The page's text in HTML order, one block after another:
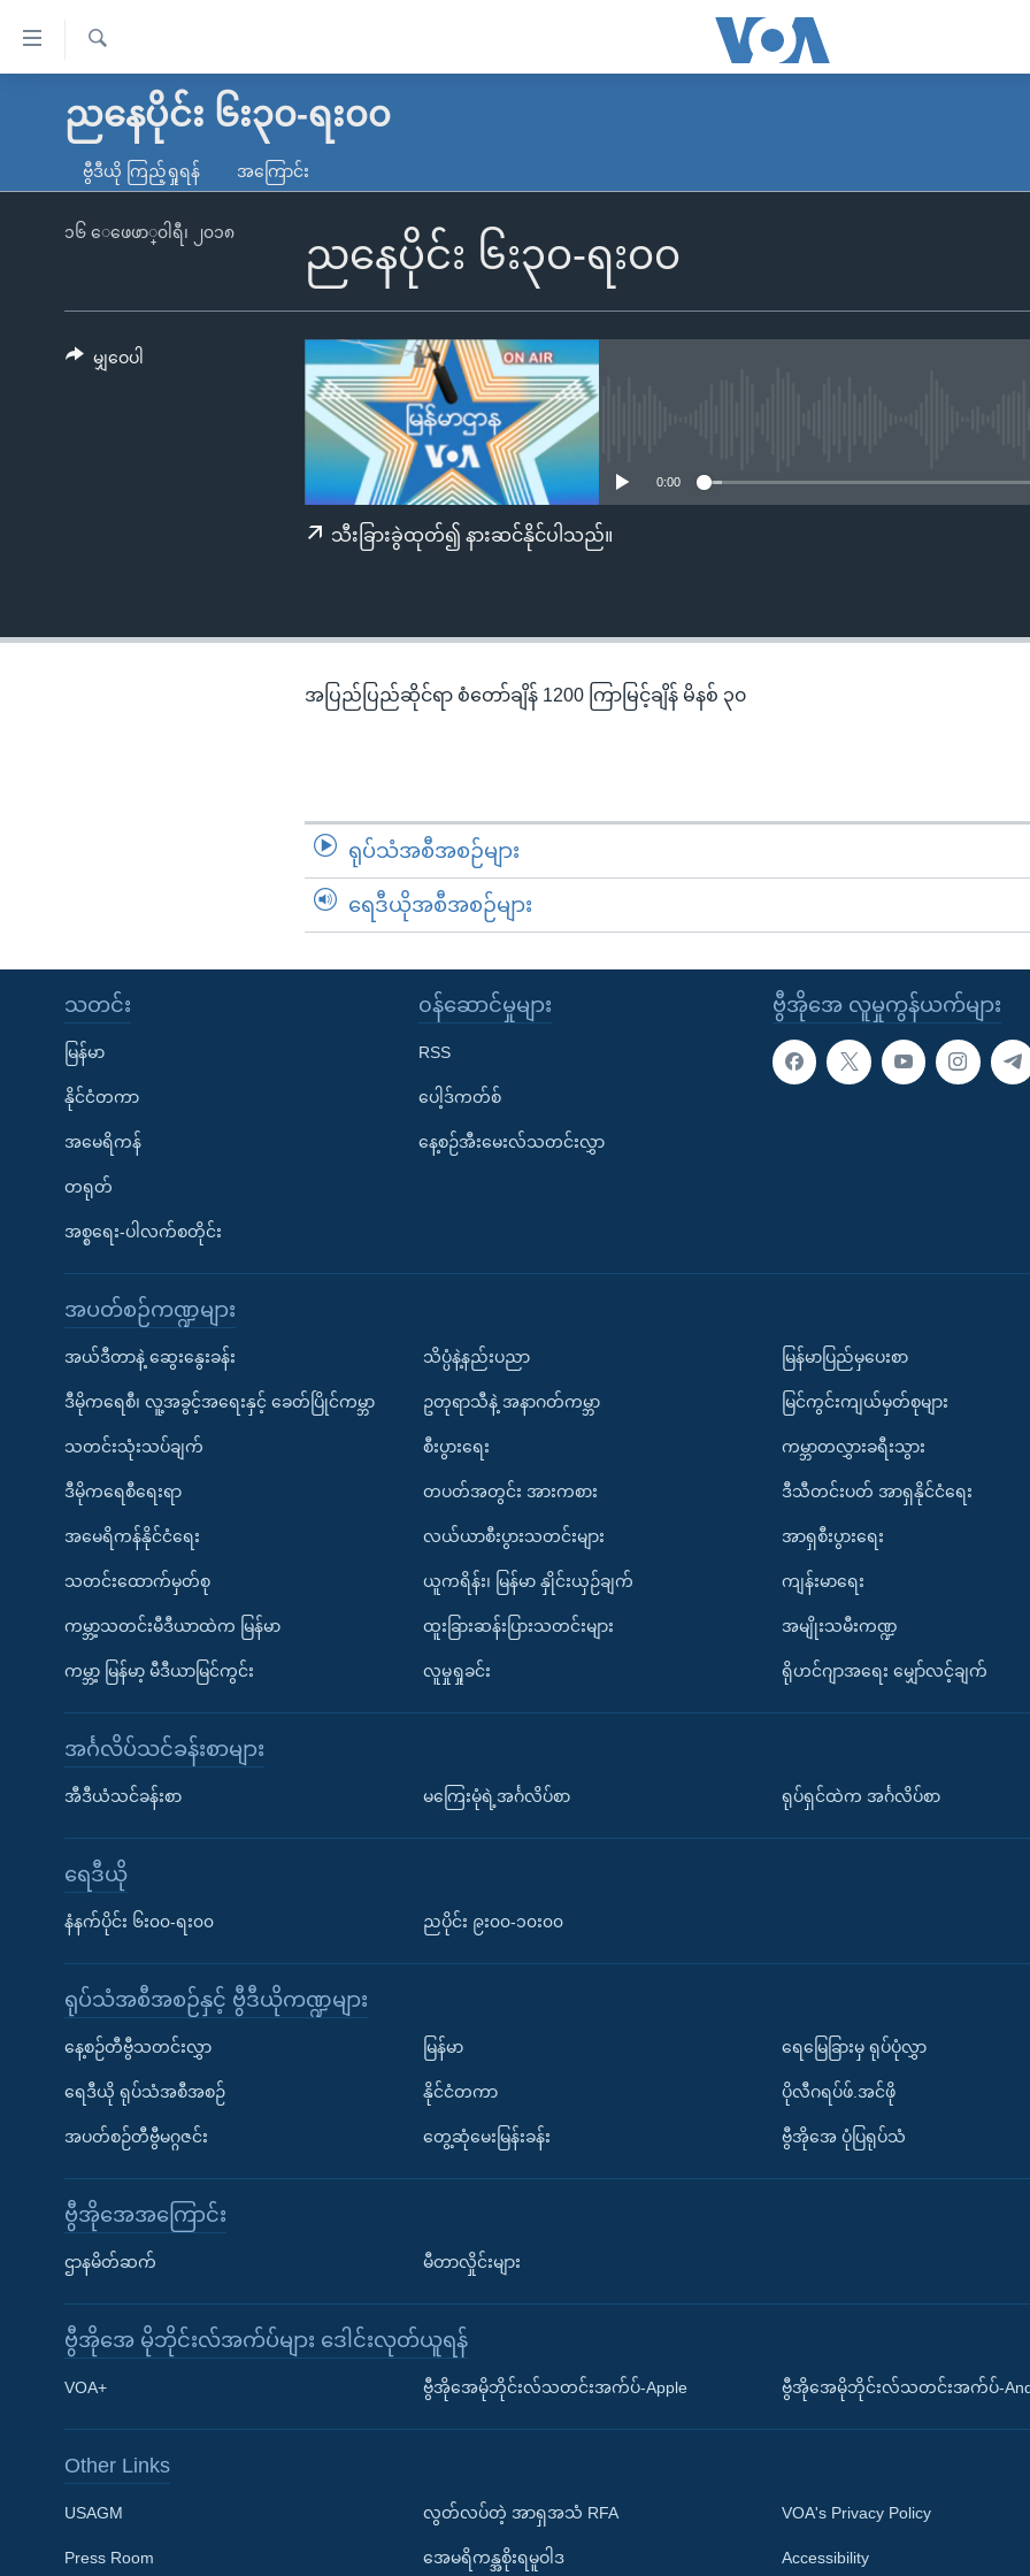
လွယ်ကူ
သည့်
ကျော်
မူလစာမျက်နှာ
ကမ္ဘာ့သတင်းများ
နိုင်ငံတကာ
တရုတ်
အစ္စရေး-ပါလက်စတိုင်း
ရပ်ဝန်းတခု လမ်းတခု အလွန်
အင်္ဂလိပ်စာလေ့လာမယ်
Learning English
ဘာသာစကားများ
ရ
လာ
ညနေပိုင်း ၆း၃၀-ရး၀၀
ဗွီဒီယို ကြည့်ရှုရန် အကြောင်း
ညနေပိုင်း ၆း၃၀-ရး၀၀
၁၆ ေဖေဖာ္၀ါရီ၊ ၂၀၁၈
0:00
သီးခြားခွဲထုတ်၍ နားဆင်နိုင်ပါသည်။
မျှဝေပါ
အပြည်ပြည်ဆိုင်ရာ စံတော်ချိန် 1200 ကြာမြင့်ချိန် မိနစ် ၃၀
ရုပ်သံအစီအစဉ်များ
ရေဒီယိုအစီအစဉ်များ
ဗွီအိုအေ လူမှုကွန်ယက်များ
သတင်း
မြန်မာ
နိုင်ငံတကာ
အမေရိကန်
တရုတ်
အစ္စရေး-ပါလက်စတိုင်း
၀န်ဆောင်မှုများ
RSS
ပေါ့ဒ်ကတ်စ်
နေ့စဉ်အီးမေးလ်သတင်းလွှာ
အပတ်စဉ်ကဏ္ဍများ
အယ်ဒီတာနဲ့ ဆွေးနွေးခန်း
ဒီမိုကရေစီ၊ လူ့အခွင့်အရေးနှင့် ခေတ်ပြိုင်ကမ္ဘာ
သတင်းသုံးသပ်ချက်
ဒီမိုကရေစီရေးရာ
အမေရိကန်နိုင်ငံရေး
သတင်းထောက်မှတ်စု
ကမ္ဘာ့သတင်းမီဒီယာထဲက မြန်မာ
ကမ္ဘာ့ မြန်မာ့ မီဒီယာမြင်ကွင်း
သိပ္ပံနဲ့နည်းပညာ
ဥတုရာသီနဲ့ အနာဂတ်ကမ္ဘာ
စီးပွားရေး
တပတ်အတွင်း အားကစား
လယ်ယာစီးပွားသတင်းများ
ယူကရိန်း၊ မြန်မာ နှိုင်းယှဉ်ချက်
ထူးခြားဆန်းပြားသတင်းများ
လူမှုရှုခင်း
မြန်မာပြည်မှပေးစာ
မြင်ကွင်းကျယ်မှတ်စုများ
ကမ္ဘာတလွှားခရီးသွား
ဒီသီတင်းပတ် အာရှနိုင်ငံရေး
အာရှစီးပွားရေး
ကျန်းမာရေး
အမျိုးသမီးကဏ္ဍ
ရိုဟင်ဂျာအရေး မျှော်လင့်ချက်
အင်္ဂလိပ်သင်ခန်းစာများ
အီဒီယံသင်ခန်းစာ မကြေးမုံရဲ့အင်္ဂလိပ်စာ ရုပ်ရှင်ထဲက အင်္ဂလိပ်စာ
ရေဒီယို
နံနက်ပိုင်း ၆း၀၀-ရး၀၀ ညပိုင်း ၉း၀၀-၁၀း၀၀
ရုပ်သံအစီအစဉ်နှင့် ဗွီဒီယိုကဏ္ဍများ
နေ့စဉ်တီဗွီသတင်းလွှာ
ရေဒီယို ရုပ်သံအစီအစဉ်
အပတ်စဉ်တီဗွီမဂ္ဂဇင်း
မြန်မာ
နိုင်ငံတကာ
တွေ့ဆုံမေးမြန်းခန်း
ရေမြေခြားမှ ရုပ်ပုံလွှာ
ပိုလီဂရပ်ဖ်.အင်ဖို
ဗွီအိုအေ ပုံပြရုပ်သံ
ဗွီအိုအေအကြောင်း
ဌာနမိတ်ဆက် မီတာလှိုင်းများ
ဗွီအိုအေ မိုဘိုင်းလ်အက်ပ်များ ဒေါင်းလုတ်ယူရန်
VOA+ ဗွီအိုအေမိုဘိုင်းလ်သတင်းအက်ပ်-Apple ဗွီအိုအေမိုဘိုင်းလ်သတင်းအက်ပ်-
Other Links
USAGM
Press Room
လွတ်လပ်တဲ့ အာရှအသံ RFA
အေမရိကန္အစိုးရမူဝါဒ
VOA's Privacy Policy
Accessibility